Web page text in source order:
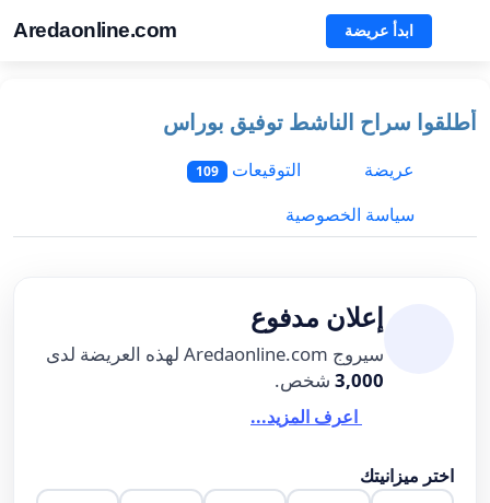
Aredaonline.com ابدأ عريضة
أطلقوا سراح الناشط توفيق بوراس
عريضة
التوقيعات 109
سياسة الخصوصية
إعلان مدفوع
سيروج Aredaonline.com لهذه العريضة لدى
3,000 شخص.
اعرف المزيد...
اختر ميزانيتك